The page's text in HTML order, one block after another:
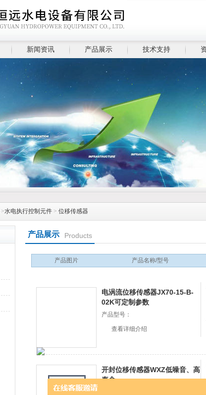
新闻资讯 产品展示 技术支持
>水电执行控制元件 > 位移传感器
产品展示 Products
产品图片 产品名称/型号
电涡流位移传感器JX70-15-B-
02K可定制参数
产品型号：
查看详细介绍
开封位移传感器WXZ低噪音、高
寿命